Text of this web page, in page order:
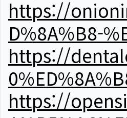
https://
D%8A%B8-
https://
https://